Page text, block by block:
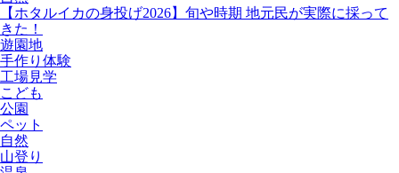
【ホタルイカの身投げ2026】旬や時期 地元民が実際に採って
きた！
遊園地
手作り体験
工場見学
こども
公園
ペット
自然
山登り